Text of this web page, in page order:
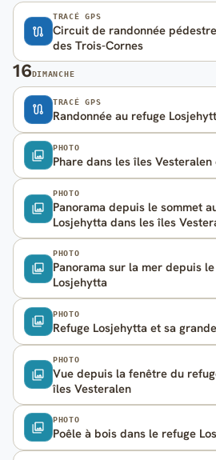
TRACÉ GPS
Circuit de randonnée
des Trois-Cornes
16DIMANCHE
TRACÉ GPS
Randonnée au refuge
PHOTO
Phare dans les îles Vesteralen
PHOTO
Panorama depuis le sommet
Losjehytta dans les îles
PHOTO
Panorama sur la mer depuis
Losjehytta
PHOTO
Refuge Losjehytta et sa
PHOTO
Vue depuis la fenêtre du
îles Vesteralen
PHOTO
Poêle à bois dans le refuge